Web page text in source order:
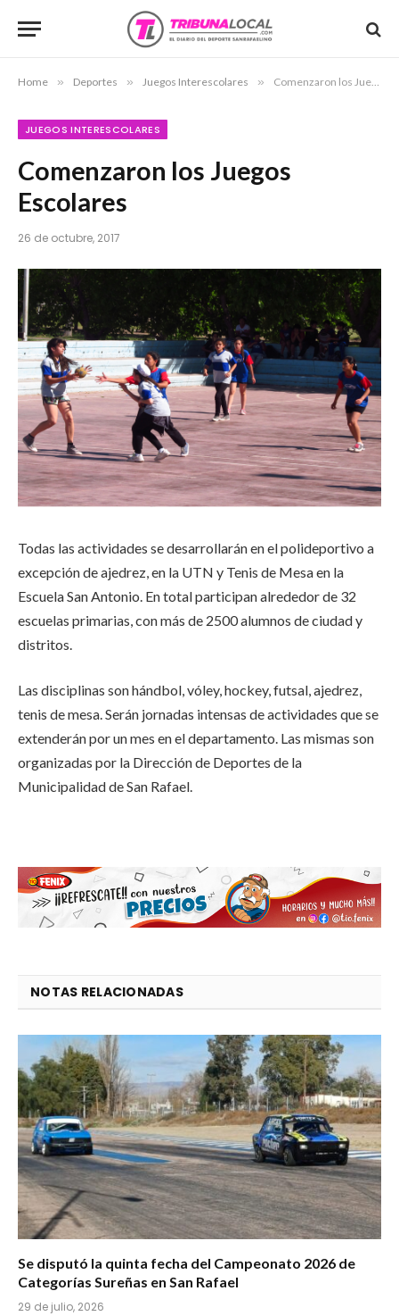
Home » Deportes » Juegos Interescolares » Comenzaron los Juegos Escolares
JUEGOS INTERESCOLARES
Comenzaron los Juegos
Escolares
26 de octubre, 2017
Todas las actividades se desarrollarán en el polideportivo a
excepción de ajedrez, en la UTN y Tenis de Mesa en la
Escuela San Antonio. En total participan alrededor de 32
escuelas primarias, con más de 2500 alumnos de ciudad y
distritos.
Las disciplinas son hándbol, vóley, hockey, futsal, ajedrez,
tenis de mesa. Serán jornadas intensas de actividades que se
extenderán por un mes en el departamento. Las mismas son
organizadas por la Dirección de Deportes de la
Municipalidad de San Rafael.
NOTAS RELACIONADAS
Se disputó la quinta fecha del Campeonato 2026 de
Categorías Sureñas en San Rafael
29 de julio, 2026